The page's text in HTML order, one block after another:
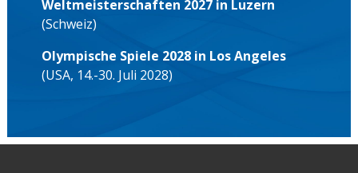
Weltmeisterschaften 2027 in Luzern
(Schweiz)
Olympische Spiele 2028 in Los Angeles
(USA, 14.-30. Juli 2028)